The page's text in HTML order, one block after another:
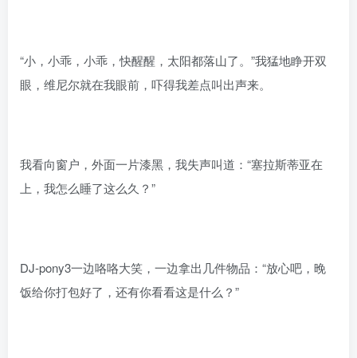
“小，小乖，小乖，快醒醒，太阳都落山了。”我猛地睁开双
眼，维尼尔就在我眼前，吓得我差点叫出声来。
我看向窗户，外面一片漆黑，我失声叫道：“塞拉斯蒂亚在
上，我怎么睡了这么久？”
DJ-pony3一边咯咯大笑，一边拿出几件物品：“放心吧，晚
饭给你打包好了，还有你看看这是什么？”